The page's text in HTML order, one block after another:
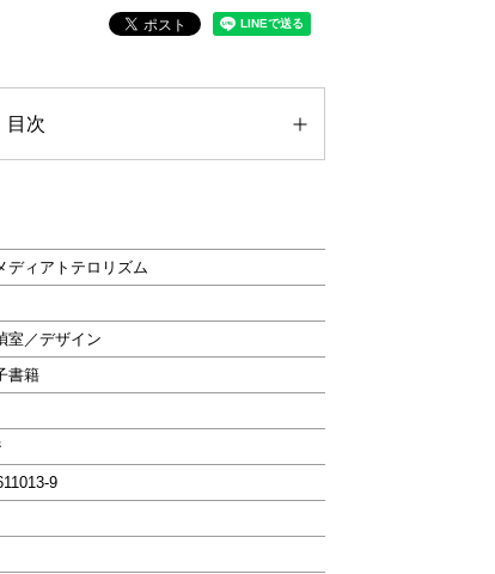
目次
ディアトテロリズム
室／デザイン
書籍
9